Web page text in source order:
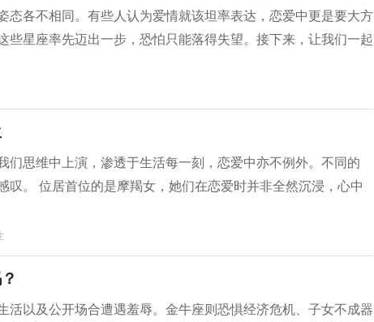
态各不相同。有些人认为爱情就该坦率表达，恋爱中更是要大方
些星座率先迈出一步，恐怕只能落得失望。接下来，让我们一起
们思维中上演，渗透于生活每一刻，恋爱中亦不例外。不同的
叹。 位居首位的是摩羯女，她们在恋爱时并非全然沉浸，心中
活以及公开场合遭遇羞辱。金牛座则恐惧经济危机、子女不成器